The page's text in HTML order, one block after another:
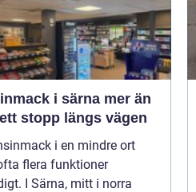
i särna mer än
stopp längs vägen
i en mindre ort
flera funktioner
I Särna, mitt i norra